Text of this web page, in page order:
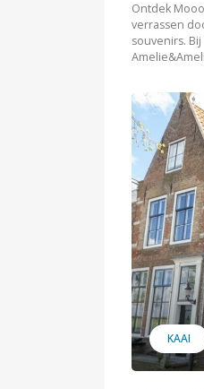
Ontdek
verrassen
souvenirs.
KAAI